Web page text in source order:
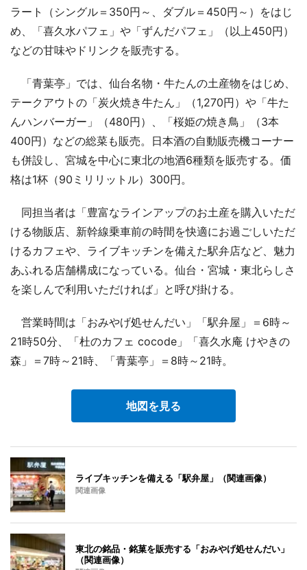
ラート（シングル＝350円～、ダブル＝450円～）をはじ
め、「喜久水パフェ」や「ずんだパフェ」（以上450円）
などの甘味やドリンクを販売する。
「青葉亭」では、仙台名物・牛たんの土産物をはじめ、
テークアウトの「炭火焼き牛たん」（1,270円）や「牛た
んハンバーガー」（480円）、「桜姫の焼き鳥」（3本
400円）などの総菜も販売。日本酒の自動販売機コーナー
も併設し、宮城を中心に東北の地酒6種類を販売する。価
格は1杯（90ミリリットル）300円。
同担当者は「豊富なラインアップのお土産を購入いただ
ける物販店、新幹線乗車前の時間を快適にお過ごしいただ
けるカフェや、ライブキッチンを備えた駅弁店など、魅力
あふれる店舗構成になっている。仙台・宮城・東北らしさ
を楽しんで利用いただければ」と呼び掛ける。
営業時間は「おみやげ処せんだい」「駅弁屋」＝6時～
21時50分、「杜のカフェ cocode」「喜久水庵 けやきの
森」＝7時～21時、「青葉亭」＝8時～21時。
地図を見る
ライブキッチンを備える「駅弁屋」（関連画像）
関連画像
東北の銘品・銘菓を販売する「おみやげ処せんだい」
（関連画像）